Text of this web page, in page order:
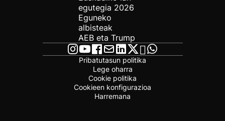
egutegia 2026
Eguneko
albisteak
AEB eta Trump
Pribatutasun politika
Lege oharra
Cookie politika
Cookieen konfigurazioa
Harremana